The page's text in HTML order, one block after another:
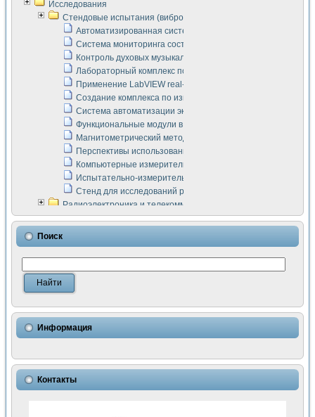
Исследования
Стендовые испытания (виброакустика, тензометрия и т.п.)
Автоматизированная система измерения параметров
Система мониторинга состояния тяговых
Контроль духовых музыкальных инструментов
Лабораторный комплекс по исследованию элементной
Применение LabVIEW real-time module для
Создание комплекса по измерению скорости подвижного
Система автоматизации экспериментальных
Функциональные модули в стандарте Nl SCXI для
Магнитометрический метод в дефектоскопии сварных
Перспективы использования машинного зрения в
Компьютерные измерительные системы для
Испытательно-измерительный комплекс аппаратуры для
Стенд для исследований рабочих процессов ДВС в
Радиоэлектроника и телекоммуникации
LabVIEW в расчетах радиолиний систем передачи данных
Аппаратно-программный комплекс для исследования
Виртуальный лабораторный стенд для исследования
Измерение шумовых параметров операционных
Измерительный преобразователь на основе цифровой
Использование NI LabVIEW для математического
Исследовние возможности создания измерителя ВАХ
Математическое моделирование генератора сигналов -
Применение осциллографического модуля с высоким
Симуляция отклика импульсного радиолокационного
Автоматизация формирования уравнений состояния для
Поиск
Информация
Контакты